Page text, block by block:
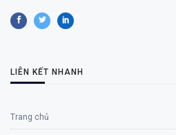
LIÊN KẾT NHANH
Trang chủ